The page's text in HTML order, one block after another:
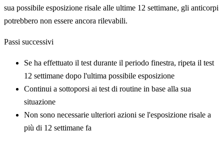
sua possibile esposizione risale alle ultime 12 settimane, gli anticorpi
potrebbero non essere ancora rilevabili.
Passi successivi
Se ha effettuato il test durante il periodo finestra, ripeta il test
12 settimane dopo l'ultima possibile esposizione
Continui a sottoporsi ai test di routine in base alla sua
situazione
Non sono necessarie ulteriori azioni se l'esposizione risale a
più di 12 settimane fa